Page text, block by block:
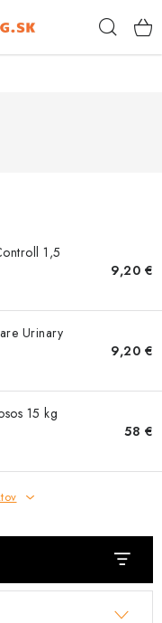
1,5
9,20 €
Urinary
9,20 €
15 kg
58 €